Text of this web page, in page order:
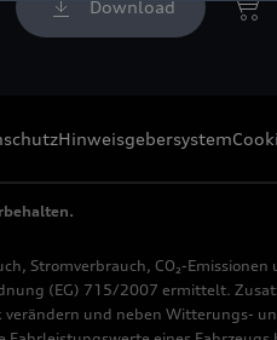
Download
Hinweisgebersystem
Stromverbrauch, CO₂-
(EG) 715/2007 ermittelt.
und neben Witterungs-